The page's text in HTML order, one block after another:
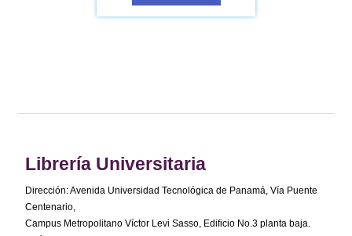
Librería Universitaria
Dirección: Avenida Universidad Tecnológica de Panamá, Vía Puente
Centenario,
Campus Metropolitano Víctor Levi Sasso, Edificio No.3 planta baja.